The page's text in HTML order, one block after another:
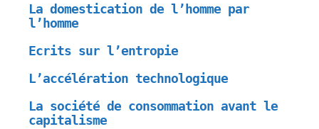
La domestication de l’homme par
l’homme
Ecrits sur l’entropie
L’accélération technologique
La société de consommation avant le
capitalisme